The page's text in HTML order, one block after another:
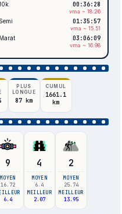
00:36:28
vma ~ 18.26
Semi 01:35:57
vma ~ 15.51
Marat 03:06:09
vma ~ 16.98
PLUS
LONGUE
87 km
CUMUL
1661.1
km
9
MOYEN
16.72
6.4
4
MOYEN
6.4
MEILLEUR
2.07
2
MOYEN
25.74
MEILLEUR
13.95